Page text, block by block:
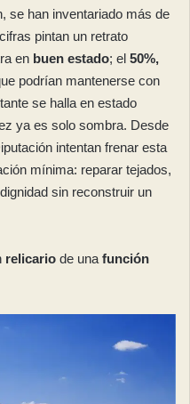
se han inventariado más de
pintan un retrato
en buen estado; el 50%,
podrían mantenerse con
se halla en estado
ya es solo sombra. Desde
intentan frenar esta
mínima: reparar tejados,
sin reconstruir un
relicario de una función